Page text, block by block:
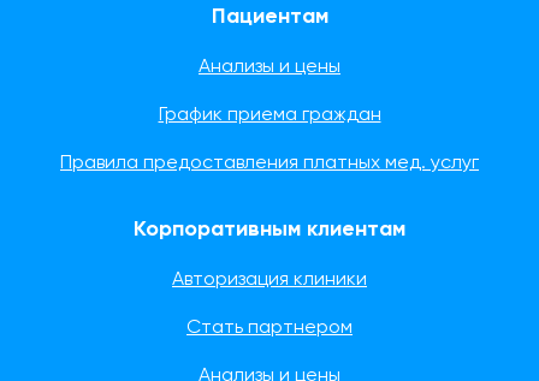
Пациентам
Анализы и цены
График приема граждан
Правила предоставления платных мед. услуг
Корпоративным клиентам
Авторизация клиники
Стать партнером
Анализы и цены